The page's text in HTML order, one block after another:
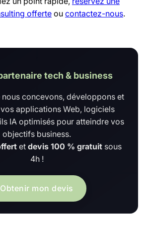
offerte ou contactez-nous.
tech & business
nous concevons, développons et
applications Web, logiciels
IA optimisés pour atteindre vos
objectifs business.
et devis 100 % gratuit sous
4h !
Obtenir mon devis